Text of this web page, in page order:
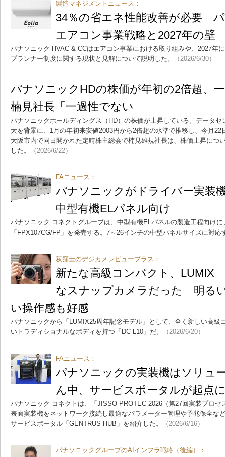
製造マネジメントニュース：
34％の省エネ性能改善が必要
エアコン事業戦略と2027年の壁
パナソニック HVAC & CCはエアコン事業における取り組みや、2027年
プランナー制度に関する現状と見解について説明した。
（2026/6/30）
パナソニックHDの株価が年初の2倍超、
楠見社長「一過性でない」
パナソニックホールディングス（HD）の株価が上昇している。データ
大を背景に、1月の年初来安値2003円から2倍超の水準で推移し、今月
大阪市内で同日開かれた定時株主総会で楠見雄規社長は、株価上昇につ
した。
（2026/6/22）
FAニュース：
パナソニックがドライバー実装
中型有機ELパネル向け
パナソニック コネクトグループは、中型有機ELパネルの製造工程向け
「FPX107CG/FP」を発売する。7～26インチの中型パネルサイズに対応
荻窪圭のデジカメレビュープラス：
新たな高級コンパクト、LUMIX
なスナップカメラだった 明る
い操作感も好感
パナソニックから「LUMIX25周年記念モデル」として、全く新しい高級
いトラディショナルなボディを持つ「DC-L10」だ。
（2026/6/20）
FAニュース：
パナソニックの実装機はソリュ
ん中、サービスポータルが起点
パナソニック コネクトは、「JISSO PROTEC 2026（第27回実装プロセ
表面実装機をネットワーク接続し最適なパラメーター管理や予兆保全な
サービスポータル「GENTRUS HUB」を紹介した。
（2026/6/16）
パナソニックグループのAIインフラ戦略（後編）：